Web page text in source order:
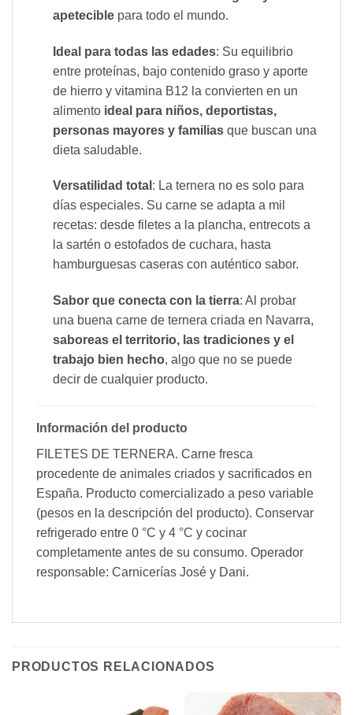
apeteciblepara todo el mundo.
Ideal para todas las edades: Su equilibrio
entre proteínas, bajo contenido graso y aporte
de hierro y vitamina B12 la convierten en un
alimento ideal para niños, deportistas,
personas mayores y familiasque buscan una
dieta saludable.
Versatilidad total : La ternera no es solo para
días especiales. Su carne se adapta a mil
recetas: desde filetes a la plancha, entrecots a
la sartén o estofados de cuchara, hasta
hamburguesas caseras con auténtico sabor.
Sabor que conecta con la tierra: Al probar
una buena carne de ternera criada en Navarra,
saboreas el territorio, las tradiciones y el
trabajo bien hecho, algo que no se puede
decir de cualquier producto.
Información del producto
FILETES DE TERNERA. Carne fresca
procedente de animales criados y sacrificados en
España. Producto comercializado a peso variable
(pesos en la descripción del producto). Conservar
refrigerado entre 0 °C y 4 °C y cocinar
completamente antes de su consumo. Operador
responsable: Carnicerías José y Dani.
PRODUCTOS RELACIONADOS